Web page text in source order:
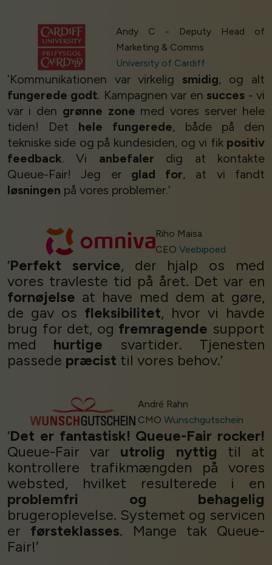
Andy C - Deputy Head of
Marketing & Comms
University of Cardiff
‘Kommunikationen var virkelig smidig, og alt
fungerede godt. Kampagnen var en succes - vi
var i den grønne zone med vores server hele
tiden! Det hele fungerede, både på den
tekniske side og på kundesiden, og vi fik positiv
feedback. Vi anbefaler dig at kontakte
Queue-Fair! Jeg er glad for, at vi fandt
løsningen på vores problemer.’
Riho Maisa
CEO Veebipoed
‘Perfekt service, der hjalp os med
vores travleste tid på året. Det var en
fornøjelse at have med dem at gøre,
de gav os fleksibilitet, hvor vi havde
brug for det, og fremragende support
med hurtige svartider. Tjenesten
passede præcist til vores behov.’
André Rahn
CMO Wunschgutschein
‘Det er fantastisk! Queue-Fair rocker!
Queue-Fair var utrolig nyttig til at
kontrollere trafikmængden på vores
websted, hvilket resulterede i en
problemfri og behagelig
brugeroplevelse. Systemet og servicen
er førsteklasses. Mange tak Queue-
Fair!’